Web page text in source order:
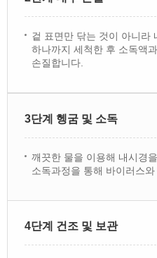
겉 표면만 닦는 것이 아니라
하나까지 세척한 후 소독액
손질합니다.
3단계 헹굼 및 소독
깨끗한 물을 이용해 내시경
소독과정을 통해 바이러스
4단계 건조 및 보관